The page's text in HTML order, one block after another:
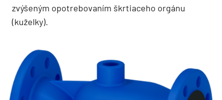
zvýšeným opotrebovaním škrtiaceho orgánu
(kuželky).